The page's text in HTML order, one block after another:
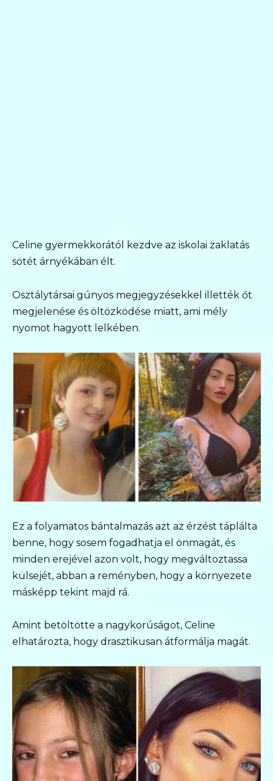
Celine gyermekkorától kezdve az iskolai zaklatás
sötét árnyékában élt.
Osztálytársai gúnyos megjegyzésekkel illették őt
megjelenése és öltözködése miatt, ami mély
nyomot hagyott lelkében.
Ez a folyamatos bántalmazás azt az érzést táplálta
benne, hogy sosem fogadhatja el önmagát, és
minden erejével azon volt, hogy megváltoztassa
külsejét, abban a reményben, hogy a környezete
másképp tekint majd rá.
Amint betöltötte a nagykorúságot, Celine
elhatározta, hogy drasztikusan átformálja magát.